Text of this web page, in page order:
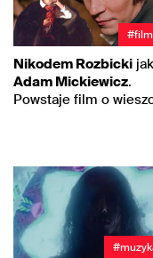
Nikodem Rozbicki
Adam Mickiewicz.
Powstaje film o